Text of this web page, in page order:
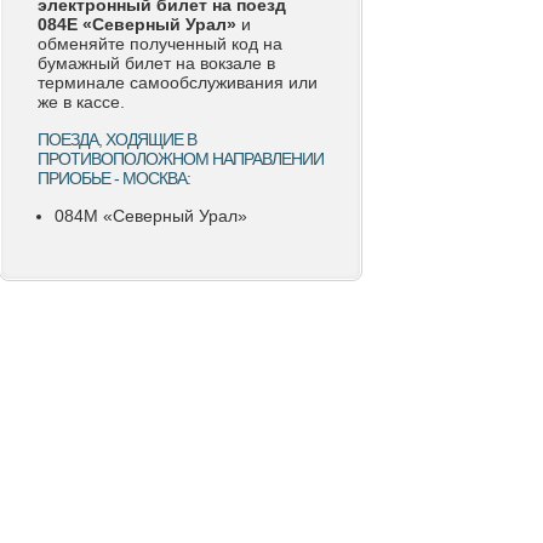
электронный билет на поезд
084Е «Северный Урал» и
обменяйте полученный код на
бумажный билет на вокзале в
терминале самообслуживания или
же в кассе.
ПОЕЗДА, ХОДЯЩИЕ В
ПРОТИВОПОЛОЖНОМ НАПРАВЛЕНИИ
ПРИОБЬЕ - МОСКВА:
084М «Северный Урал»